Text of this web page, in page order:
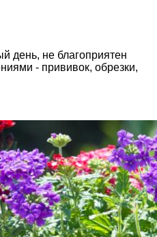
день, не благоприятен
- прививок, обрезки,